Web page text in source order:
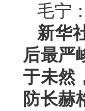
毛宁
新华
后最严
于未然
防长赫